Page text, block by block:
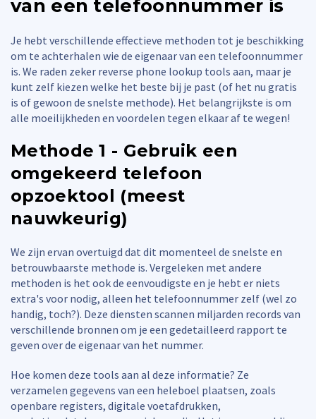
van een telefoonnummer is
Je hebt verschillende effectieve methoden tot je beschikking
om te achterhalen wie de eigenaar van een telefoonnummer
is. We raden zeker reverse phone lookup tools aan, maar je
kunt zelf kiezen welke het beste bij je past (of het nu gratis
is of gewoon de snelste methode). Het belangrijkste is om
alle moeilijkheden en voordelen tegen elkaar af te wegen!
Methode 1 - Gebruik een
omgekeerd telefoon
opzoektool (meest
nauwkeurig)
We zijn ervan overtuigd dat dit momenteel de snelste en
betrouwbaarste methode is. Vergeleken met andere
methoden is het ook de eenvoudigste en je hebt er niets
extra's voor nodig, alleen het telefoonnummer zelf (wel zo
handig, toch?). Deze diensten scannen miljarden records van
verschillende bronnen om je een gedetailleerd rapport te
geven over de eigenaar van het nummer.
Hoe komen deze tools aan al deze informatie? Ze
verzamelen gegevens van een heleboel plaatsen, zoals
openbare registers, digitale voetafdrukken,